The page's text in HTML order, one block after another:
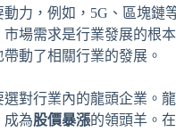
力，例如，5G、區塊鏈
場需求是行業發展的根
動了相關行業的發展。
對行業內的龍頭企業。
成為股價暴漲的領頭羊。